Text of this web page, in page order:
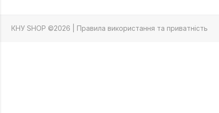
КНУ SHOP ©2026 | Правила використання та приватність